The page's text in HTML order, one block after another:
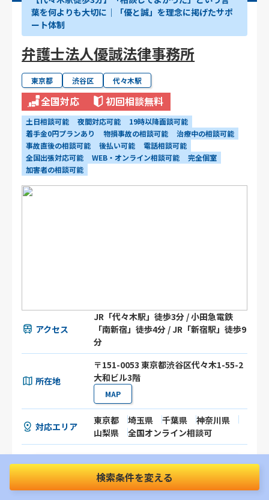
葉を何よりも大切に｜「優と誠」を理念に掲げたサポ
ート体制
弁護士法人優誠法律事務所
東京都 渋谷区 代々木駅
全国対応 初回相談無料
土日相談可能 夜間対応可能
19時以降面談可能
着手金0円プランあり
物損事故の相談可能
治療中の相談可能
事故直後の相談可能
後払い可能
電話相談可能
全国出張対応可能
WEB・オンライン相談可能
完全個室
加害者の相談可能
アクセス
JR「代々木駅」徒歩3分 / 小田急電鉄
「南新宿」徒歩4分 / JR「新宿駅」徒歩9
分
所在地
〒151-0053 東京都渋谷区代々木1-55-2
大和ビル3階
MAP
対応エリア
東京都 埼玉県 千葉県
神奈川県
山梨県
全国オンライン相談可
事務所の詳細を見る
検索条件を変える